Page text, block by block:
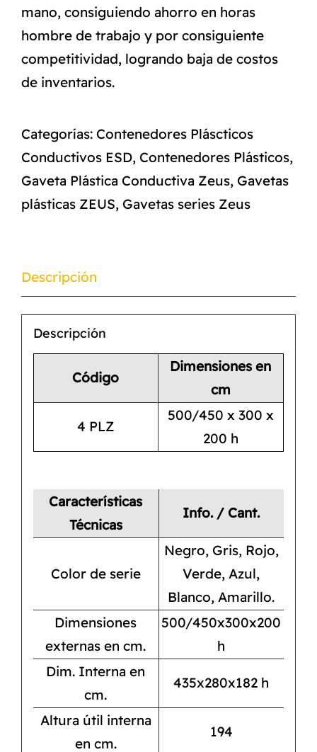
mano, consiguiendo ahorro en horas
hombre de trabajo y por consiguiente
competitividad, logrando baja de costos
de inventarios.
Categorías: Contenedores Pláscticos
Conductivos ESD, Contenedores Plásticos,
Gaveta Plástica Conductiva Zeus, Gavetas
plásticas ZEUS, Gavetas series Zeus
Descripción
Descripción
Código
Dimensiones en
cm
4 PLZ
500/450 x 300 x
200 h
Características
Técnicas
Info. / Cant.
Color de serie
Negro, Gris, Rojo,
Verde, Azul,
Blanco, Amarillo.
Dimensiones
externas en cm.
500/450x300x200
h
Dim. Interna en
cm.
435x280x182 h
Altura útil interna
en cm.
194